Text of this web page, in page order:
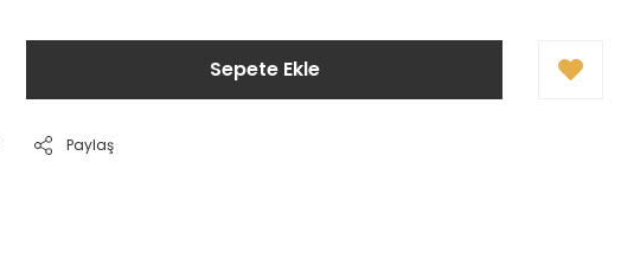
Sepete Ekle
Paylaş